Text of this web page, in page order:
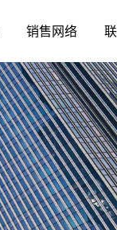
销售网络